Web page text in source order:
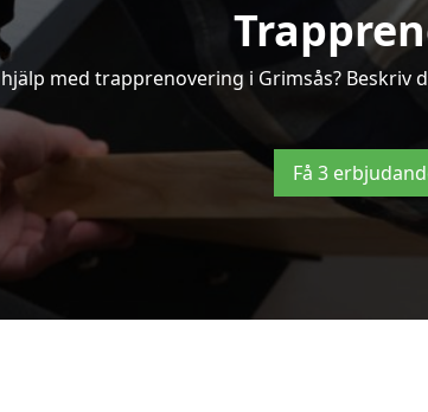
med trapprenovering i Grimsås?
Få 3